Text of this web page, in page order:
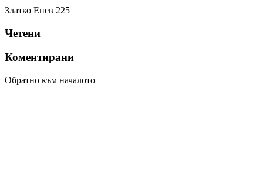
Златко Енев 225
Четени
Коментирани
Обратно към началото